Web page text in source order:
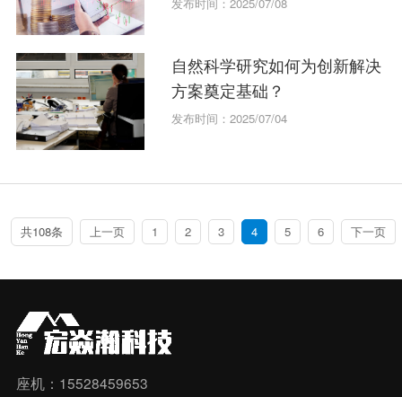
自然科学研究如何为创新解决
方案奠定基础？
发布时间：2025/07/04
共108条 上一页 1 2 3 4 5 6 下一页
座机：15528459653